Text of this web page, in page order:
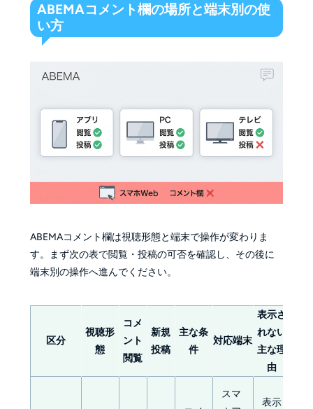
ABEMAコメント欄の場所と端末別の使
い方
ABEMAコメント欄は視聴形態と端末で操作が変わりま
す。まず次の表で閲覧・投稿の可否を確認し、その後に
端末別の操作へ進んでください。
区分
視聴形
態
コメ
ント
閲覧
新規
投稿
主な条
件
対応端末
表示さ
れない
主な理
由
スマ
表示